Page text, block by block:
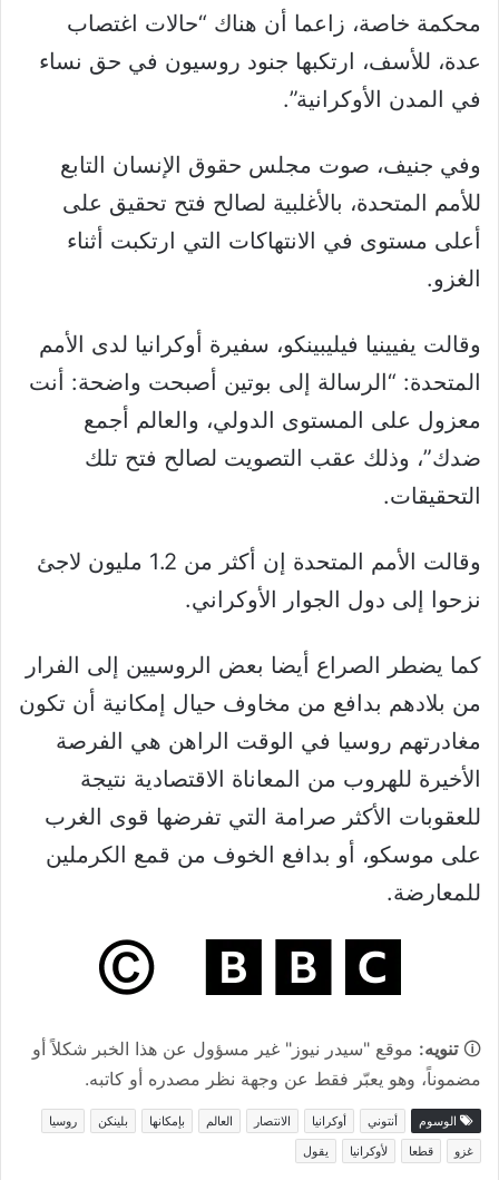
محكمة خاصة، زاعما أن هناك “حالات اغتصاب
عدة، للأسف، ارتكبها جنود روسيون في حق نساء
في المدن الأوكرانية”.
وفي جنيف، صوت مجلس حقوق الإنسان التابع
للأمم المتحدة، بالأغلبية لصالح فتح تحقيق على
أعلى مستوى في الانتهاكات التي ارتكبت أثناء
الغزو.
وقالت يفيينيا فيليبينكو، سفيرة أوكرانيا لدى الأمم
المتحدة: “الرسالة إلى بوتين أصبحت واضحة: أنت
معزول على المستوى الدولي، والعالم أجمع
ضدك”، وذلك عقب التصويت لصالح فتح تلك
التحقيقات.
وقالت الأمم المتحدة إن أكثر من 1.2 مليون لاجئ
نزحوا إلى دول الجوار الأوكراني.
كما يضطر الصراع أيضا بعض الروسيين إلى الفرار
من بلادهم بدافع من مخاوف حيال إمكانية أن تكون
مغادرتهم روسيا في الوقت الراهن هي الفرصة
الأخيرة للهروب من المعاناة الاقتصادية نتيجة
للعقوبات الأكثر صرامة التي تفرضها قوى الغرب
على موسكو، أو بدافع الخوف من قمع الكرملين
للمعارضة.
🛈تنويه: موقع "سيدر نيوز" غير مسؤول عن هذا الخبر شكلاً أو
مضموناً، وهو يعبّر فقط عن وجهة نظر مصدره أو كاتبه.
الوسوم أنتوني أوكرانيا الانتصار العالم بإمكانها بلينكن
روسيا
غزو
قطعا لأوكرانيا يقول